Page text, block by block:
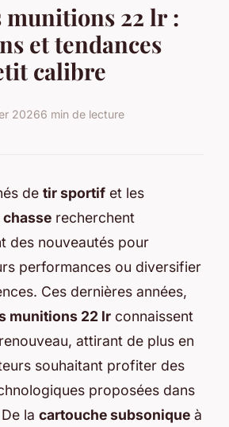
munitions 22 lr :
et tendances
calibre
20266 min de lecture
de tir sportif et les
chasse recherchent
des nouveautés pour
performances ou diversifier
Ces dernières années,
munitions 22 lr connaissent
attirant de plus en
souhaitant profiter des
proposées dans
la cartouche subsonique à